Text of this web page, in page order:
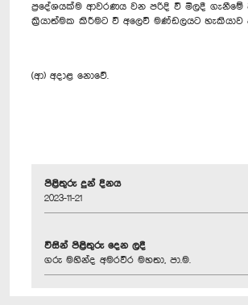
ප්‍රදේශයක්ම ආවරණය වන පරිදි වී මිලදී ගැනීමේ
ක්‍රියාත්මක කිරීමට වී අලෙවි මණ්ඩලයට
(ආ) අදාළ නොවේ.
පිළිතුරු දුන් දිනය
2023-11-21
විසින් පිළිතුරු දෙන ලදී
ගරු මහින්ද අමරවීර මහතා, පා.ම.